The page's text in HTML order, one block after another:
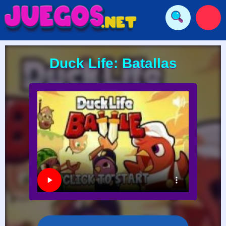
Duck Life: Batallas